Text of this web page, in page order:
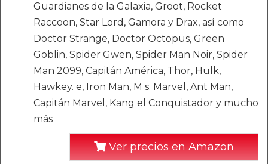
Guardianes de la Galaxia, Groot, Rocket
Raccoon, Star Lord, Gamora y Drax, así como
Doctor Strange, Doctor Octopus, Green
Goblin, Spider Gwen, Spider Man Noir, Spider
Man 2099, Capitán América, Thor, Hulk,
Hawkey. e, Iron Man, M s. Marvel, Ant Man,
Capitán Marvel, Kang el Conquistador y mucho
más
Ver precios en Amazon